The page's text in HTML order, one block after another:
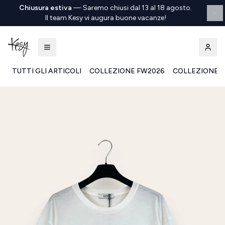
Chiusura estiva —Saremo chiusi dal 13 al 18 agosto.
Il team Kesy vi augura buone vacanze!
TUTTI GLI ARTICOLI COLLEZIONE FW2026 COLLEZIONE